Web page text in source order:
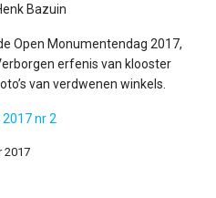
Bazuin
Open Monumentendag 2017,
erfenis van klooster
van verdwenen winkels.
2017 nr 2
2017